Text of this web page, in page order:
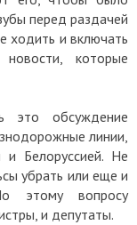
перед раздачей
ходить и включать
которые
это обсуждение
линии,
Белоруссией. Не
убрать или еще и
этому вопросу
и депутаты.